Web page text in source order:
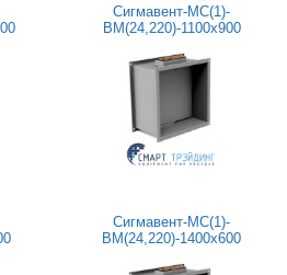
Сигмавент-МС(1)-
BM(24,220)-1100х900
Сигмавент-МС(1)-
BM(24,220)-1400х600